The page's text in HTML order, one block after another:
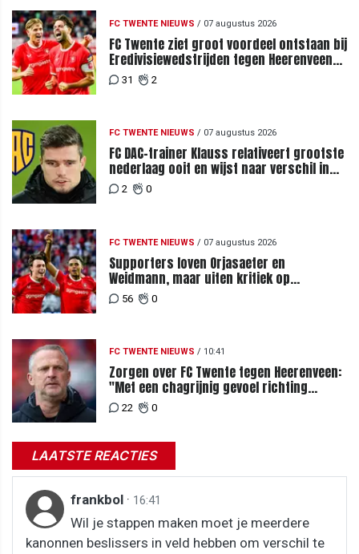
FC TWENTE NIEUWS / 07 augustus 2026
FC Twente ziet groot voordeel ontstaan bij
Eredivisiewedstrijden tegen Heerenveen
en PEC Zwolle
31 2
FC TWENTE NIEUWS / 07 augustus 2026
FC DAC-trainer Klauss relativeert grootste
nederlaag ooit en wijst naar verschil in
selectiewaarden
2 0
FC TWENTE NIEUWS / 07 augustus 2026
Supporters loven Orjasaeter en
Weidmann, maar uiten kritiek op
Weghorst na ruime zege op FC DAC
56 0
FC TWENTE NIEUWS / 10:41
Zorgen over FC Twente tegen Heerenveen:
"Met een chagrijnig gevoel richting
Slowakije"
22 0
LAATSTE REACTIES
frankbol · 16:41
Wil je stappen maken moet je meerdere
kanonnen beslissers in veld hebben om verschil te